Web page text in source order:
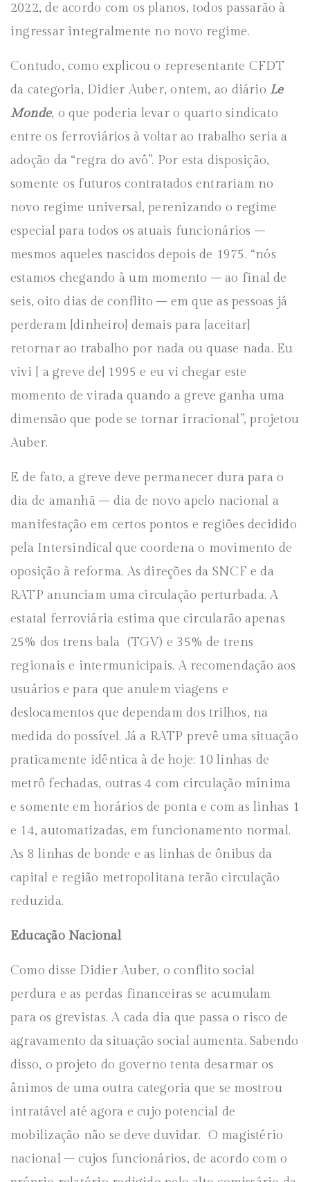
2022, de acordo com os planos, todos passarão à
ingressar integralmente no novo regime.
Contudo, como explicou o representante CFDT
da categoria, Didier Auber, ontem, ao diário Le
Monde, o que poderia levar o quarto sindicato
entre os ferroviários à voltar ao trabalho seria a
adoção da “regra do avô”. Por esta disposição,
somente os futuros contratados entrariam no
novo regime universal, perenizando o regime
especial para todos os atuais funcionários –
mesmos aqueles nascidos depois de 1975. “nós
estamos chegando à um momento – ao final de
seis, oito dias de conflito – em que as pessoas já
perderam [dinheiro] demais para [aceitar]
retornar ao trabalho por nada ou quase nada. Eu
vivi [ a greve de] 1995 e eu vi chegar este
momento de virada quando a greve ganha uma
dimensão que pode se tornar irracional”, projetou
Auber.
E de fato, a greve deve permanecer dura para o
dia de amanhã – dia de novo apelo nacional a
manifestação em certos pontos e regiões decidido
pela Intersindical que coordena o movimento de
oposição à reforma. As direções da SNCF e da
RATP anunciam uma circulação perturbada. A
estatal ferroviária estima que circularão apenas
25% dos trens bala (TGV) e 35% de trens
regionais e intermunicipais. A recomendação aos
usuários e para que anulem viagens e
deslocamentos que dependam dos trilhos, na
medida do possível. Já a RATP prevê uma situação
praticamente idêntica à de hoje: 10 linhas de
metrô fechadas, outras 4 com circulação mínima
e somente em horários de ponta e com as linhas 1
e 14, automatizadas, em funcionamento normal.
As 8 linhas de bonde e as linhas de ônibus da
capital e região metropolitana terão circulação
reduzida.
Educação Nacional
Como disse Didier Auber, o conflito social
perdura e as perdas financeiras se acumulam
para os grevistas. A cada dia que passa o risco de
agravamento da situação social aumenta. Sabendo
disso, o projeto do governo tenta desarmar os
ânimos de uma outra categoria que se mostrou
intratável até agora e cujo potencial de
mobilização não se deve duvidar. O magistério
nacional – cujos funcionários, de acordo com o